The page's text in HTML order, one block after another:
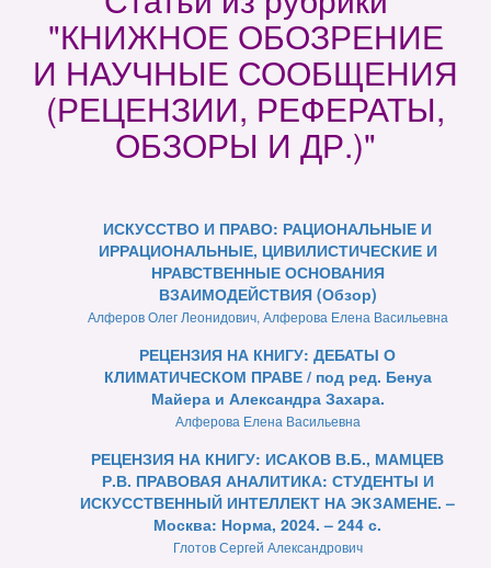
"КНИЖНОЕ ОБОЗРЕНИЕ
И НАУЧНЫЕ СООБЩЕНИЯ
(РЕЦЕНЗИИ, РЕФЕРАТЫ,
ОБЗОРЫ И ДР.)"
ИСКУССТВО И ПРАВО: РАЦИОНАЛЬНЫЕ И
ИРРАЦИОНАЛЬНЫЕ, ЦИВИЛИСТИЧЕСКИЕ И
НРАВСТВЕННЫЕ ОСНОВАНИЯ
ВЗАИМОДЕЙСТВИЯ (Обзор)
Алферов Олег Леонидович, Алферова Елена Васильевна
РЕЦЕНЗИЯ НА КНИГУ: ДЕБАТЫ О
КЛИМАТИЧЕСКОМ ПРАВЕ / под ред. Бенуа
Майера и Александра Захара.
Алферова Елена Васильевна
РЕЦЕНЗИЯ НА КНИГУ: ИСАКОВ В.Б., МАМЦЕВ
Р.В. ПРАВОВАЯ АНАЛИТИКА: СТУДЕНТЫ И
ИСКУССТВЕННЫЙ ИНТЕЛЛЕКТ НА ЭКЗАМЕНЕ. –
Москва: Норма, 2024. – 244 с.
Глотов Сергей Александрович